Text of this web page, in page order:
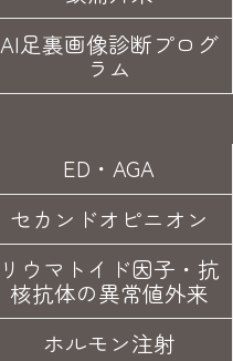
AI足裏画像診断プログ
ラム
ED・AGA
セカンドオピニオン
リウマトイド因子・ 抗
核抗体の異常値外来
ホルモン注射